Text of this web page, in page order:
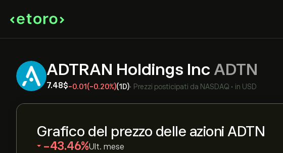
ADTRAN Holdings Inc ADTN
7.48‎$‎-0.01 (-0.20%)(1D)• Prezzi posticipati da NASDAQ • in USD
Grafico del prezzo delle azioni ADTN
‎-43.46‎ Ult. mese